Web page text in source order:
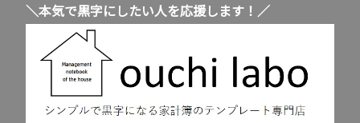
＼本気で黒字にしたい人を応援します！／